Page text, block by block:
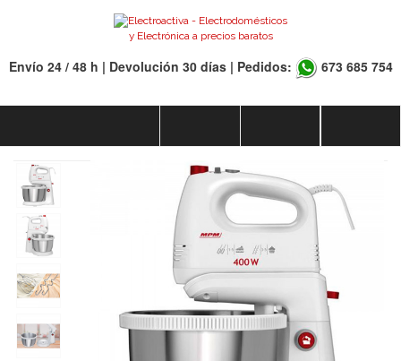
Envío 24 / 48 h | Devolución 30 días | Pedidos: 673 685 754